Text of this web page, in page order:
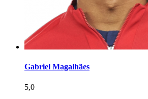
Gabriel Magalhães
5,0